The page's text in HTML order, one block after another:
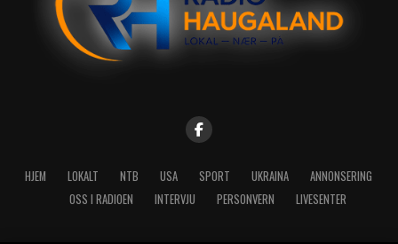
HJEM LOKALT NTB USA SPORT UKRAINA
ANNONSERING
OSS I RADIOEN
INTERVJU PERSONVERN LIVESENTER